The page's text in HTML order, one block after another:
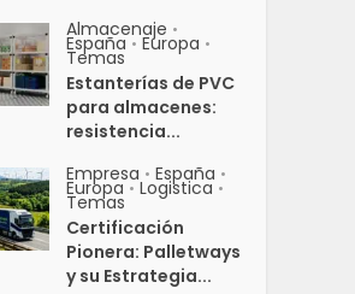
Almacenaje •
España • Europa •
Temas
Estanterías de PVC
para almacenes:
resistencia...
Empresa • España •
Europa • Logistica •
Temas
Certificación
Pionera: Palletways
y su Estrategia...